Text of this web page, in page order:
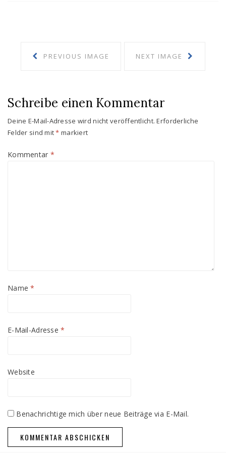
PREVIOUS IMAGE NEXT IMAGE
Schreibe einen Kommentar
Deine E-Mail-Adresse wird nicht veröffentlicht. Erforderliche
Felder sind mit* markiert
Kommentar *
Name*
E-Mail-Adresse*
Website
Benachrichtige mich über neue Beiträge via E-Mail.